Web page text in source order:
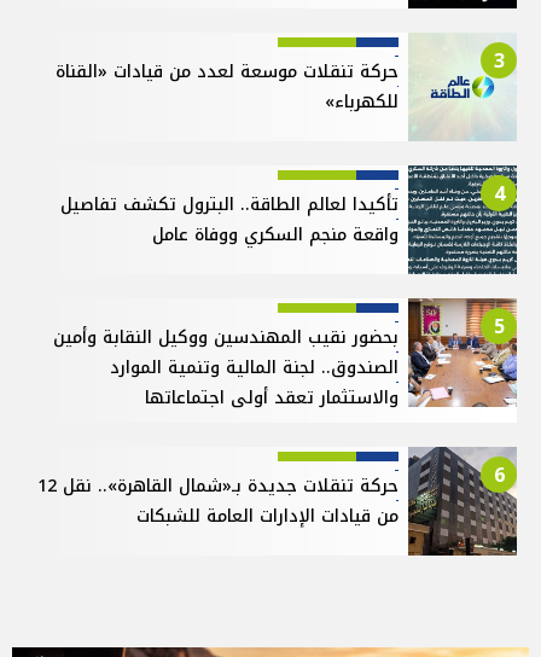
3
حركة تنقلات موسعة لعدد من قيادات «القناة
للكهرباء»
4
تأكيدا لعالم الطاقة.. البترول تكشف تفاصيل
واقعة منجم السكري ووفاة عامل
5
بحضور نقيب المهندسين ووكيل النقابة وأمين
الصندوق.. لجنة المالية وتنمية الموارد
والاستثمار تعقد أولى اجتماعاتها
6
حركة تنقلات جديدة بـ«شمال القاهرة».. نقل 12
من قيادات الإدارات العامة للشبكات